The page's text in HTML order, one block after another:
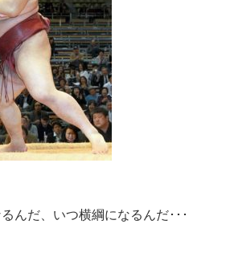
んだ、いつ横綱になるんだ･･･